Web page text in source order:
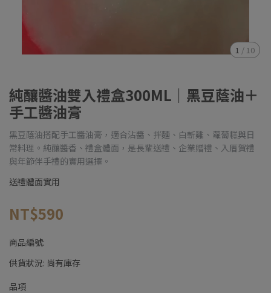
1 / 10
純釀醬油雙入禮盒300ML｜黑豆蔭油＋
手工醬油膏
黑豆蔭油搭配手工醬油膏，適合沾醬、拌麵、白斬雞、蘿蔔糕與日
常料理。純釀醬香、禮盒體面，是長輩送禮、企業贈禮、入厝賀禮
與年節伴手禮的實用選擇。
送禮體面實用
NT$590
商品編號:
供貨狀況: 尚有庫存
品項